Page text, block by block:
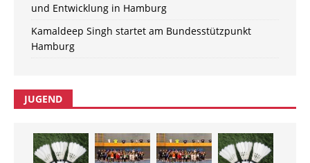
und Entwicklung in Hamburg
Kamaldeep Singh startet am Bundesstützpunkt
Hamburg
JUGEND